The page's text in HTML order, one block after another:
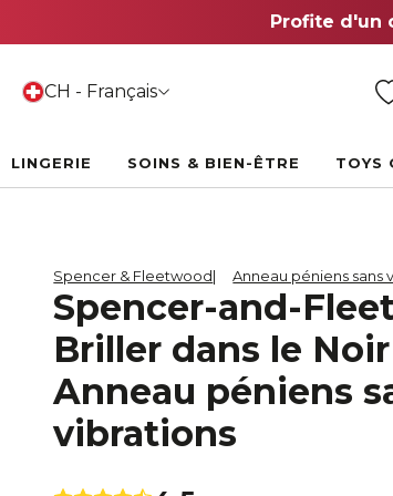
CH - Français
LINGERIE SOINS & BIEN-ÊTRE TOYS
Spencer & Fleetwood Anneau péniens sans
Spencer-and-
Briller dans le Noir
Anneau péniens
vibrations